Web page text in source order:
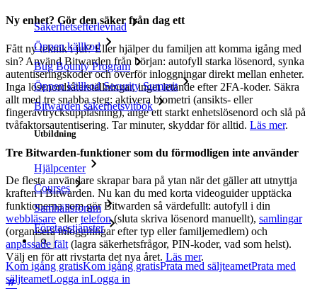
Säkerhetsefterlevnad
Öppen källkod
Bug Bounty Program
Öppen källkod Security Summit
Bitwarden säkerhetsvitbok
Utbildning
Hjälpcenter
Courses
Samhällsforum
Företagstjänster
Kom igång gratisKom igång gratisPrata med säljteametPrata med
säljteametLogga inLogga in
Ny enhet? Gör den säker från dag ett
Fått ny teknik i jul? Eller hjälper du familjen att komma igång med
sin? Använd Bitwarden från början: autofyll starka lösenord, synka
autentiseringskoder och överför inloggningar direkt mellan enheter.
Inga lösenordsåterställningar, inget letande efter 2FA-koder. Säkra
allt med tre snabba steg: aktivera biometri (ansikts- eller
fingeravtrycksupplåsning), ange ett starkt enhetslösenord och slå på
tvåfaktorsautentisering. Tar minuter, skyddar för alltid. Läs mer.
Tre Bitwarden-funktioner som du förmodligen inte använder
De flesta användare skrapar bara på ytan när det gäller att utnyttja
kraften i Bitwarden. Nu kan du med korta videoguider upptäcka
funktionerna som gör Bitwarden så värdefullt: autofyll i din
webbläsare ellertelefon(sluta skriva lösenord manuellt), samlingar
(organisera inloggningar efter typ eller familjemedlem) och
anpassade fält (lagra säkerhetsfrågor, PIN-koder, vad som helst).
Välj en för att rivstarta det nya året. Läs mer.